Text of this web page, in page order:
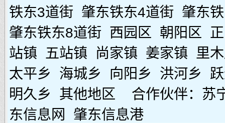
铁东3道街 肇东铁东4道街 肇东
肇东铁东8道街 西园区 朝阳区
站镇
五站镇 尚家镇 姜家镇
里
太平乡
海城乡 向阳乡 洪河乡
明久乡
其他地区 合作伙伴： 苏
东信息网
肇东信息港